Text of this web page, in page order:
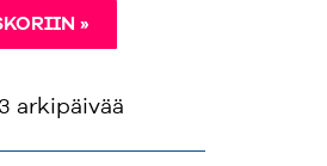
»
arkipäivää